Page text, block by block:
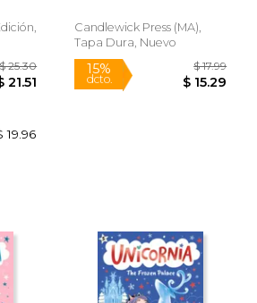
$ 26.56
19.96
Candlewick Press (MA),
Tapa Dura, Nuevo